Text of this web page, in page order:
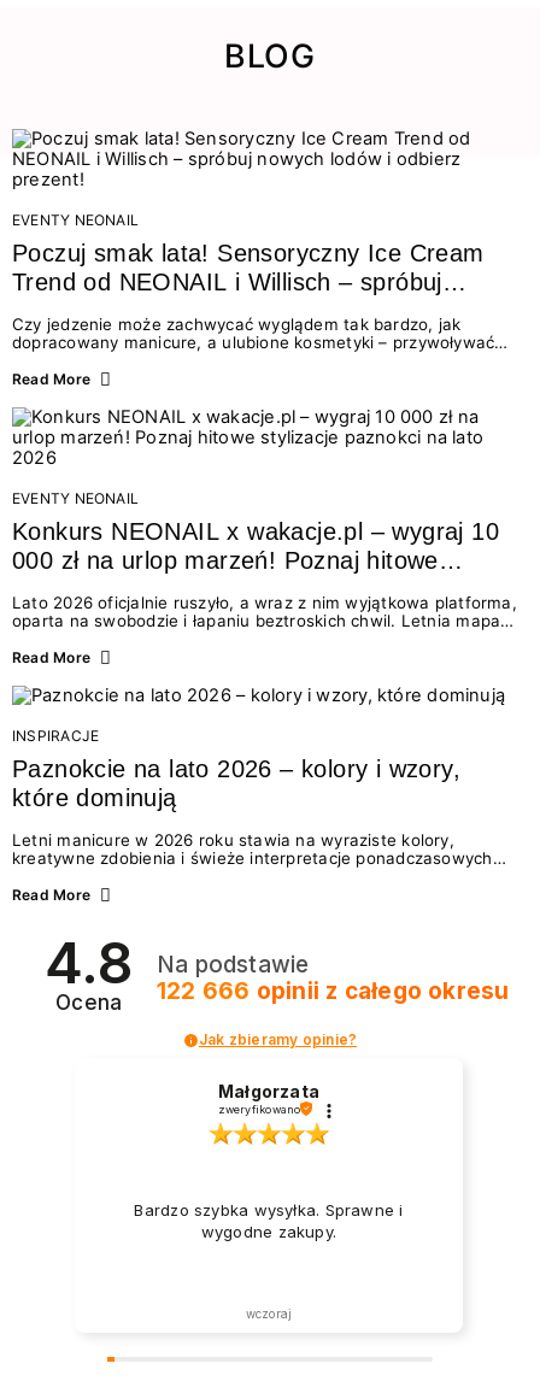
BLOG
EVENTY NEONAIL
Poczuj smak lata! Sensoryczny Ice Cream
Trend od NEONAIL i Willisch – spróbuj
nowych lodów i odbierz prezent!
Czy jedzenie może zachwycać wyglądem tak bardzo, jak
dopracowany manicure, a ulubione kosmetyki – przywoływać
świata beauty i oszałamiających deserów to coś więcej niż
zmysłami: przez soczysty kolor, aksamitną teksturę,
orzeźwiający zapach i słodki akcent na podniebieniu. Tego lata
NEONAIL łączy siły z marką Willisch, tworząc unikalny projekt
na styku jedzenia i piękna....
Read More
EVENTY NEONAIL
Konkurs NEONAIL x wakacje.pl – wygraj 10
000 zł na urlop marzeń! Poznaj hitowe
Lato 2026 oficjalnie ruszyło, a wraz z nim wyjątkowa platforma,
oparta na swobodzie i łapaniu beztroskich chwil. Letnia mapa
doświadczenia wakacji – od spontanicznych wyjazdów, przez
Motywem przewodnim jest eksplorowanie i kolekcjonowanie
letnich momentów. Z tej okazji przygotowaliśmy coś absolutnie
wyjątkowego: wielki konkurs z wakacje.pl oraz dawkę
najgorętszych trendów w...
Read More
INSPIRACJE
Paznokcie na lato 2026 – kolory i wzory,
które dominują
Letni manicure w 2026 roku stawia na wyraziste kolory,
kreatywne zdobienia i świeże interpretacje ponadczasowych
zarówno energetycznych odcieni inspirowanych wakacjami, jak
2026? Znajdź inspirację dla swojego manicure!
Read More
4.8
Ocena
Na podstawie
122 666 opinii z całego okresu
Jak zbieramy opinie?
Małgorzata
zweryfikowano
Bardzo szybka wysyłka. Sprawne i
wygodne zakupy.
wczoraj